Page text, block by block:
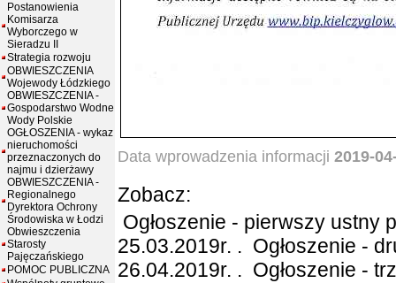
Postanowienia
Komisarza
Wyborczego w
Sieradzu II
Strategia rozwoju
OBWIESZCZENIA
Wojewody Łódzkiego
OBWIESZCZENIA -
Gospodarstwo Wodne
Wody Polskie
OGŁOSZENIA - wykaz
nieruchomości
przeznaczonych do
najmu i dzierżawy
OBWIESZCZENIA -
Regionalnego
Dyrektora Ochrony
Środowiska w Łodzi
Obwieszczenia
Starosty
Pajęczańskiego
POMOC PUBLICZNA
Data wprowadzenia informacji 2019-
Zobacz:
Ogłoszenie - pierwszy ustny
25.03.2019r. . Ogłoszenie -
26.04.2019r. . Ogłoszenie -